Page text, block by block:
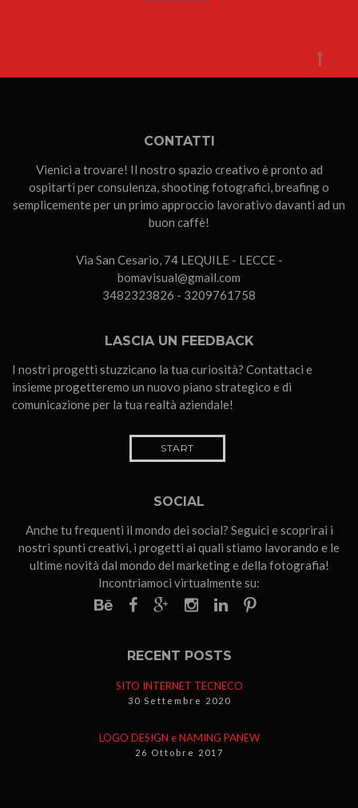
CONTATTI
Vienici a trovare! Il nostro spazio creativo è pronto ad
ospitarti per consulenza, shooting fotografici, breafing o
semplicemente per un primo approccio lavorativo davanti ad un
buon caffè!
Via San Cesario, 74 LEQUILE - LECCE -
bomavisual@gmail.com
3482323826 - 3209761758
LASCIA UN FEEDBACK
I nostri progetti stuzzicano la tua curiosità? Contattaci e
insieme progetteremo un nuovo piano strategico e di
comunicazione per la tua realtà aziendale!
START
SOCIAL
Anche tu frequenti il mondo dei social? Seguici e scoprirai i
nostri spunti creativi, i progetti ai quali stiamo lavorando e le
ultime novità dal mondo del marketing e della fotografia!
Incontriamoci virtualmente su:
RECENT POSTS
SITO INTERNET TECNECO
30 Settembre 2020
LOGO DESIGN e NAMING PANEW
26 Ottobre 2017